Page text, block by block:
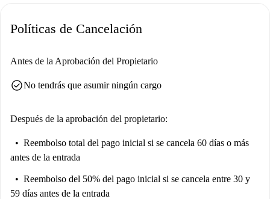
Políticas de Cancelación
Antes de la Aprobación del Propietario
check_circleNo tendrás que asumir ningún cargo
Después de la aprobación del propietario:
Reembolso total del pago inicial si se cancela 60 días o más
antes de la entrada
Reembolso del 50% del pago inicial si se cancela entre 30 y
59 días antes de la entrada